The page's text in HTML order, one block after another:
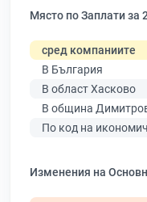
Място по Заплати за
сред компаниите
В България
В област Хасково
В община
По код на
Изменения на